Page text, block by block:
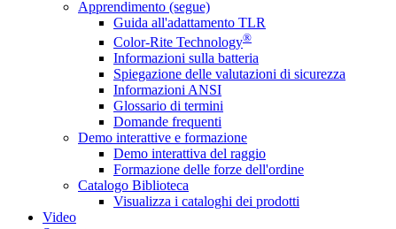
Apprendimento (segue)
Guida all'adattamento TLR
Color-Rite Technology®
Informazioni sulla batteria
Spiegazione delle valutazioni di sicurezza
Informazioni ANSI
Glossario di termini
Domande frequenti
Demo interattive e formazione
Demo interattiva del raggio
Formazione delle forze dell'ordine
Catalogo Biblioteca
Visualizza i cataloghi dei prodotti
Video